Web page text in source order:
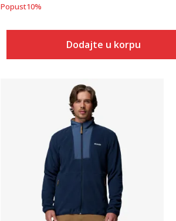
Popust10%
Dodajte u korpu
Uporedi